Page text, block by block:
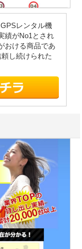
GPSレンタル機
績がNo1とされ
おける商品であ
し続けられた